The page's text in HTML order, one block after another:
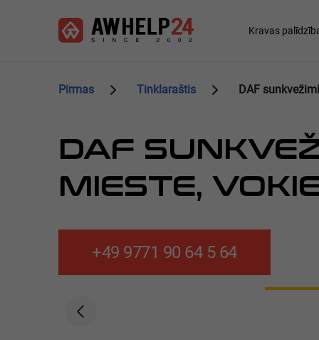
Main
Kravas
Pirmas Tinklaraštis DAF
DAF
MIESTE,
+49 9771 90 64 5 64